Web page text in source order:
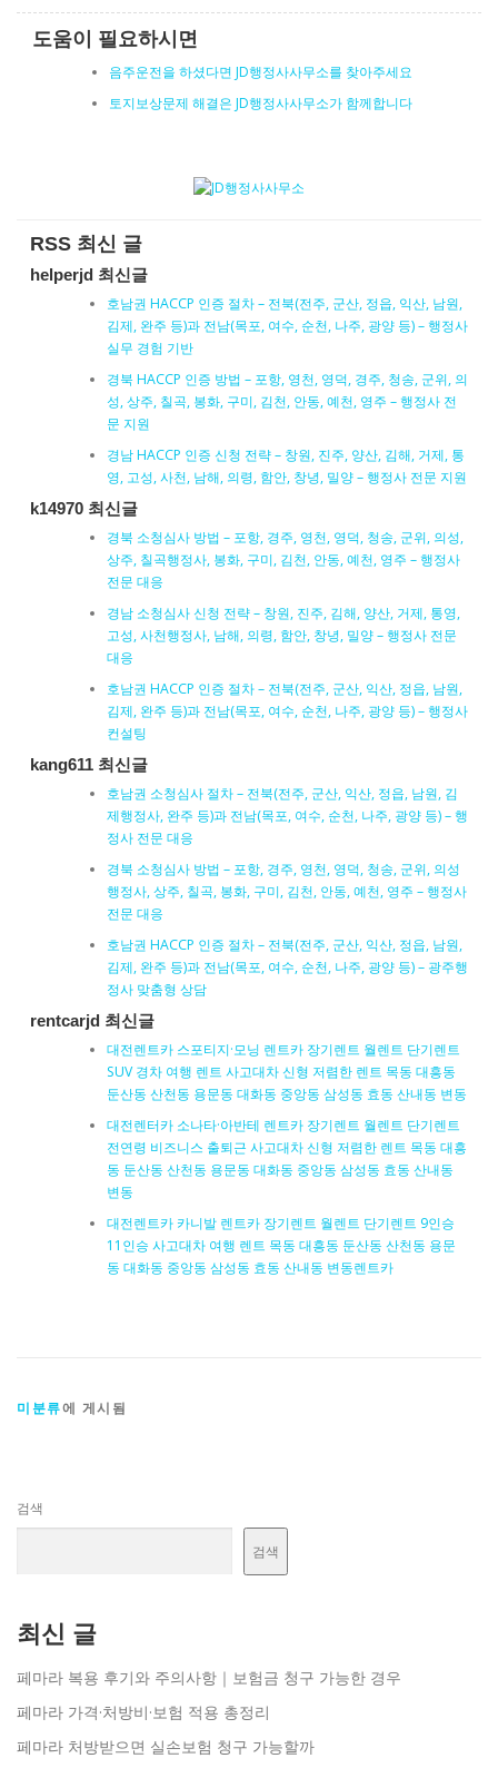
도움이 필요하시면
음주운전을 하셨다면 JD행정사사무소를 찾아주세요
토지보상문제 해결은 JD행정사사무소가 함께합니다
RSS 최신 글
helperjd 최신글
호남권 HACCP 인증 절차 – 전북(전주, 군산, 정읍, 익산, 남원,
김제, 완주 등)과 전남(목포, 여수, 순천, 나주, 광양 등) – 행정사
실무 경험 기반
경북 HACCP 인증 방법 – 포항, 영천, 영덕, 경주, 청송, 군위, 의
성, 상주, 칠곡, 봉화, 구미, 김천, 안동, 예천, 영주 – 행정사 전
문 지원
경남 HACCP 인증 신청 전략 – 창원, 진주, 양산, 김해, 거제, 통
영, 고성, 사천, 남해, 의령, 함안, 창녕, 밀양 – 행정사 전문 지원
k14970 최신글
경북 소청심사 방법 – 포항, 경주, 영천, 영덕, 청송, 군위, 의성,
상주, 칠곡행정사, 봉화, 구미, 김천, 안동, 예천, 영주 – 행정사
전문 대응
경남 소청심사 신청 전략 – 창원, 진주, 김해, 양산, 거제, 통영,
고성, 사천행정사, 남해, 의령, 함안, 창녕, 밀양 – 행정사 전문
대응
호남권 HACCP 인증 절차 – 전북(전주, 군산, 익산, 정읍, 남원,
김제, 완주 등)과 전남(목포, 여수, 순천, 나주, 광양 등) – 행정사
컨설팅
kang611 최신글
호남권 소청심사 절차 – 전북(전주, 군산, 익산, 정읍, 남원, 김
제행정사, 완주 등)과 전남(목포, 여수, 순천, 나주, 광양 등) – 행
정사 전문 대응
경북 소청심사 방법 – 포항, 경주, 영천, 영덕, 청송, 군위, 의성
행정사, 상주, 칠곡, 봉화, 구미, 김천, 안동, 예천, 영주 – 행정사
전문 대응
호남권 HACCP 인증 절차 – 전북(전주, 군산, 익산, 정읍, 남원,
김제, 완주 등)과 전남(목포, 여수, 순천, 나주, 광양 등) – 광주행
정사 맞춤형 상담
rentcarjd 최신글
대전렌트카 스포티지·모닝 렌트카 장기렌트 월렌트 단기렌트
SUV 경차 여행 렌트 사고대차 신형 저렴한 렌트 목동 대흥동
둔산동 산천동 용문동 대화동 중앙동 삼성동 효동 산내동 변동
대전렌터카 소나타·아반테 렌트카 장기렌트 월렌트 단기렌트
전연령 비즈니스 출퇴근 사고대차 신형 저렴한 렌트 목동 대흥
동 둔산동 산천동 용문동 대화동 중앙동 삼성동 효동 산내동
변동
대전렌트카 카니발 렌트카 장기렌트 월렌트 단기렌트 9인승
11인승 사고대차 여행 렌트 목동 대흥동 둔산동 산천동 용문
동 대화동 중앙동 삼성동 효동 산내동 변동렌트카
미분류에 게시됨
검색
검색
최신 글
페마라 복용 후기와 주의사항｜보험금 청구 가능한 경우
페마라 가격·처방비·보험 적용 총정리
페마라 처방받으면 실손보험 청구 가능할까